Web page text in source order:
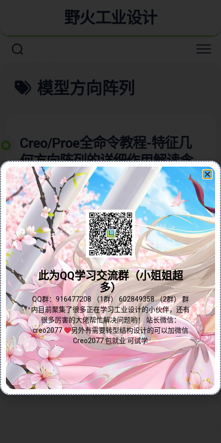
野火工业设计
模型方向阵列
Creo/Proe全命令教程-特征几
何方向阵列的详细作用解读含
详细视频教程
本视频教程含图文详细讲解Pro/ENGINEER（Creo）软件
中方向阵列功能的使用方法，帮助用户轻松实现高效的
特征复制与排列。与尺寸阵列不同，方向阵列无需指定
尺寸作为阵列方向，而是通过选择参考面来定义阵列方
向，操作更加灵活。视频通过实例演示，逐步指导如何
设置阵列成员数、间距以及如何增加增量，并展示了如
何指定第二个方向进行二维阵列操作。方向阵列与尺寸
阵列在选项上基本相同，但更加直观易用。无论您是
Pro/ENGINEER（Creo）初学者还是资深用户，本视频都
能帮助您快速掌握方向阵列的核心技巧，提升设计效
率！
Continue reading...
2024-12-02 by 免费Creo教程
Creo全命令教程
编辑命令
0
此为QQ学习交流群（小姐姐超
多）
QQ群：916477208 （1群） 602849358 （2群） 群
内目前聚集了很多正在学习工业设计的小伙伴，还有
很多厉害的大佬帮忙解决问题哟！ 站长微信：
creo2077
另外有需要转型结构设计的可以加微信
Creo2077 包就业 可试学
问题答疑♥资料白嫖
群内有大量学习资料哟~
点我直接加群嘛